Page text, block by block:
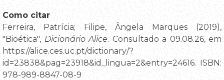
Como citar
Ferreira, Patrícia; Filipe, Ângela Marques (2019),
"Bioética", Dicionário Alice. Consultado a 09.08.26, em
https://alice.ces.uc.pt/dictionary/?
id=23838&pag=23918&id_lingua=2&entry=24616. ISBN:
978-989-8847-08-9